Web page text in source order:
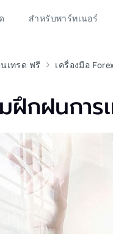
สำหรับพาร์ทเนอร์
เทรด ฟรี เครื่องมือ
ฝึกฝนกา